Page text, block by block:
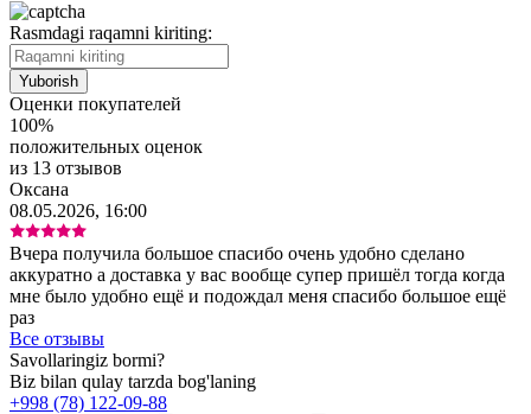
Rasmdagi raqamni kiriting:
Оценки покупателей
100%
положительных оценок
из 13 отзывов
Оксана
08.05.2026, 16:00
Вчера получила большое спасибо очень удобно сделано
аккуратно а доставка у вас вообще супер пришёл тогда когда
мне было удобно ещё и подождал меня спасибо большое ещё
раз
Все отзывы
Savollaringiz bormi?
Biz bilan qulay tarzda bog'laning
+998 (78) 122-09-88